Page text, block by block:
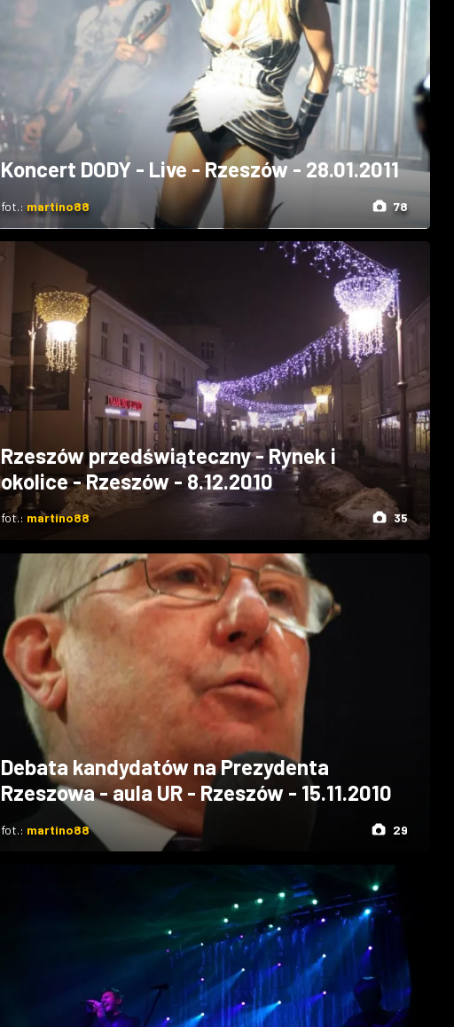
Koncert DODY - Live - Rzeszów - 28.01.2011
fot.: martino88 78
Rzeszów przedświąteczny - Rynek i
okolice - Rzeszów - 8.12.2010
fot.: martino88 35
Debata kandydatów na Prezydenta
Rzeszowa - aula UR - Rzeszów - 15.11.2010
fot.: martino88 29